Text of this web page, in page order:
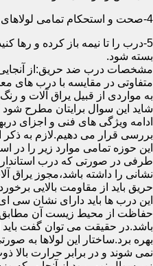
4-صحت و استحکام تمامی لولاهای درب بررسی شود.
5-درب را تا نیمه باز کرده و رها
بسته شود.
مشخصات درب ضد حریق:از
متفاوتی در مقایسه با درب های
به مواردی از قبیل یراق آلات
شاید این سوال برایتان مطرح شود
ادامه ویژگی های فنی و اجزای
بررسی قرار می دهیم.لازم به ذکر
این حوزه تمامی موارد زیر را در
طرفی در صورتی که درب
نشانی را داشته باشد،مجوز
حریق باید از مقاومت بالایی
حفاظت از محیط زیست آن مطابق
باشد.در حقیقت می توان گفت
بهره برد.ساختار این لولاها به
نمی شوند و در برابر حرارت بالا